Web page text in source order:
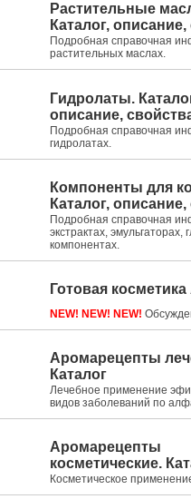
Растительные
Каталог,
Подробная справочная
растительных маслах.
Гидролаты.
описание,
Подробная справочная
гидролатах.
Компоненты для
Каталог,
Подробная справочная
экстрактах, эмульгаторах,
компонентах.
Готовая
NEW! NEW! NEW!
Аромарецепты
Каталог
Лечебное применение
видов заболеваний по
Аромарецепты
косметические.
Косметическое